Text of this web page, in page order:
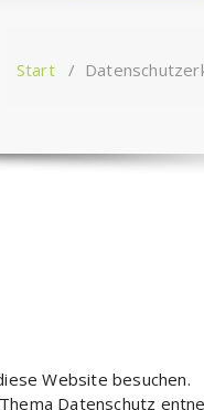
Start/
Website besuchen.
Datenschutz